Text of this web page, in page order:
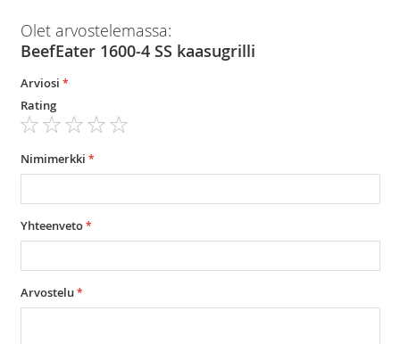
Olet arvostelemassa:
BeefEater 1600-4 SS kaasugrilli
Arviosi
Rating
star
stars
stars
stars
stars
Nimimerkki
Yhteenveto
Arvostelu